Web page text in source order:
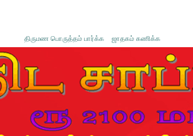
திருமண பொருத்தம் பார்க்க ஜாதகம் கணிக்க